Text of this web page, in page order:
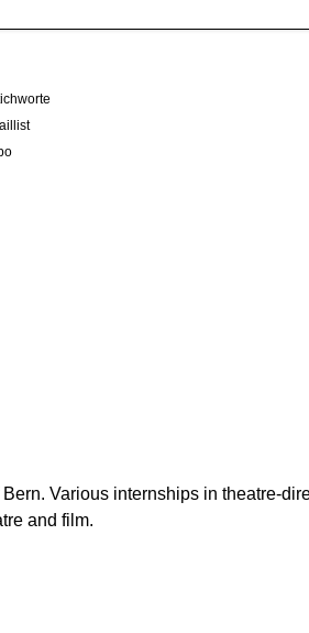
Various internships in theatre-
and film.